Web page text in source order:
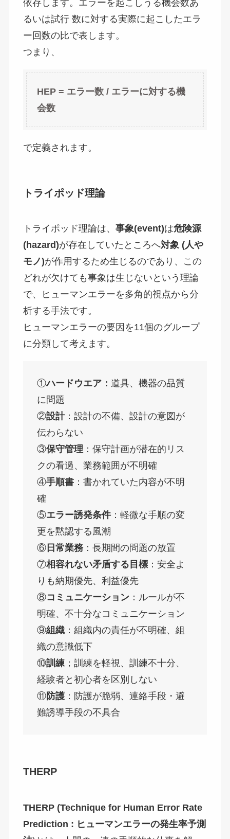
依存します。エラーを起こしうる機会数あ
るいは試行 数に対する実際に起こしたエラ
ー回数の比で表します。
つまり、
HEP = エラー数/ エラーに対する機
会数
で定義されます。
トライポッド理論
トライポッド理論は、 事象(event)は危険源
(hazard)が存在していたところへ対象(人や
モノ)が作用するため生じるのであり、この
どれが欠けても事象は生じないという理論
で、ヒューマンエラーを多角的視点から分
析する手法です。
ヒューマンエラーの要因を11個のグループ
に分類して考えます。
①ハードウエア： 道具、機器の品質
に問題
②設計：設計の不備、設計の意図が
伝わらない
③保守管理 ：保守計画が潜在的リス
クの看過、業務範囲が不明確
④手順書：書かれていた内容が不明
確
⑤エラー誘発条件：軽微な手順の変
更を黙認する風潮
⑥日常業務：長期間の問題の放置
⑦相容れない矛盾する目標：安全よ
りも納期優先、利益優先
⑧コミュニケーション ：ルールが不
明確、不十分なコミュニケーション
⑨組織：組織内の責任が不明確、組
織の意識低下
⑩訓練；訓練を軽視、訓練不十分、
経験者と初心者を区別しない
⑪防護：防護が脆弱、連絡手段・避
難誘導手段の不具合
THERP
THERP (Technique for Human Error Rate
Prediction : ヒューマンエラーの発生率予測